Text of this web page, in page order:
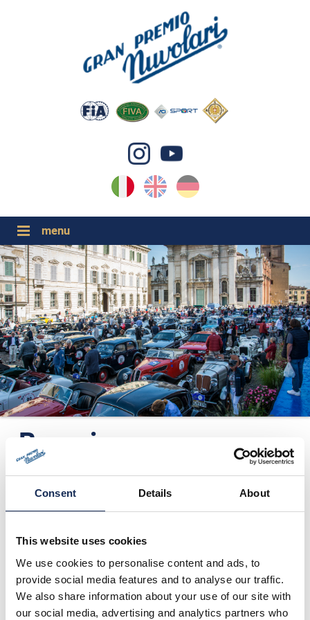
Consent Details About
This website uses cookies
We use cookies to personalise content and ads, to
provide social media features and to analyse our traffic.
We also share information about your use of our site with
our social media, advertising and analytics partners who
DE
EN
IT
GP NUVOLARI 2026
1954-2025
GRANDI EVENTI 2026
ORGANIZZAZIONE
CONTATTI
PRESS
NEWS
PHOTO&VIDEO2025
Brescia -
Comunicato stampa
n.8